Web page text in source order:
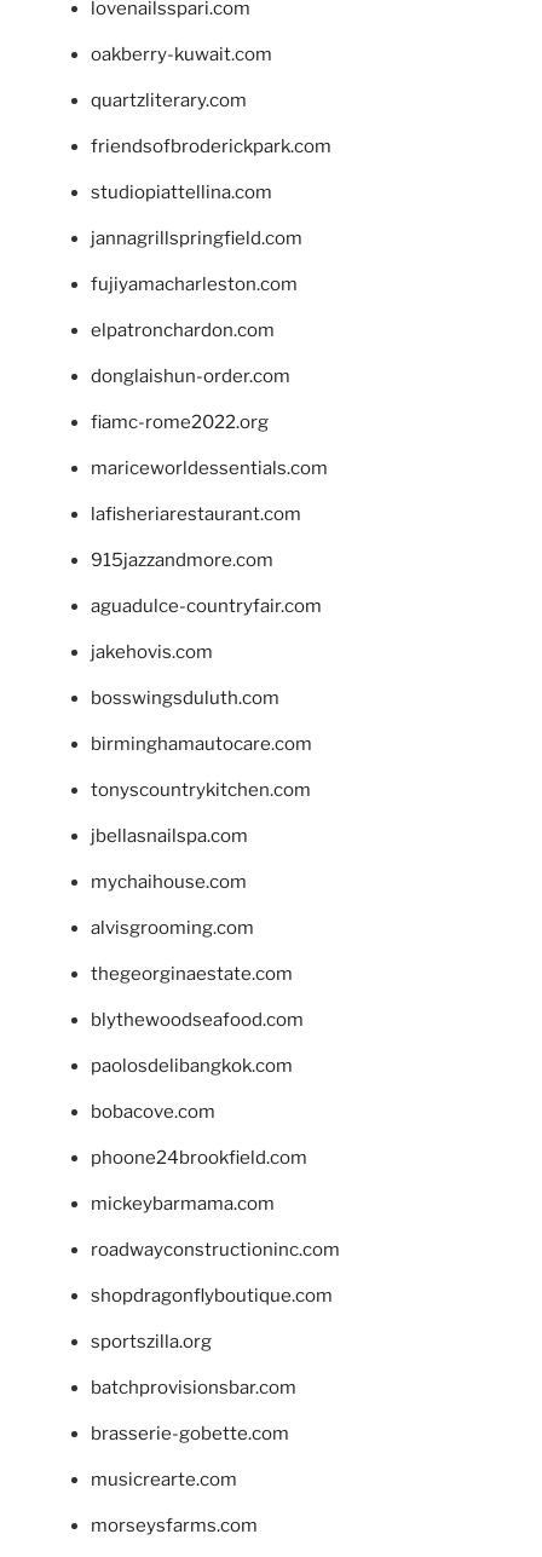
lovenailsspari.com
oakberry-kuwait.com
quartzliterary.com
friendsofbroderickpark.com
studiopiattellina.com
jannagrillspringfield.com
fujiyamacharleston.com
elpatronchardon.com
donglaishun-order.com
fiamc-rome2022.org
mariceworldessentials.com
lafisheriarestaurant.com
915jazzandmore.com
aguadulce-countryfair.com
jakehovis.com
bosswingsduluth.com
birminghamautocare.com
tonyscountrykitchen.com
jbellasnailspa.com
mychaihouse.com
alvisgrooming.com
thegeorginaestate.com
blythewoodseafood.com
paolosdelibangkok.com
bobacove.com
phoone24brookfield.com
mickeybarmama.com
roadwayconstructioninc.com
shopdragonflyboutique.com
sportszilla.org
batchprovisionsbar.com
brasserie-gobette.com
musicrearte.com
morseysfarms.com